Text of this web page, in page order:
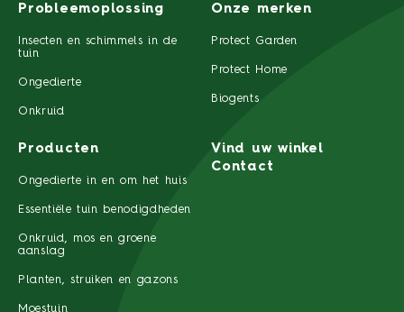
Probleemoplossing
Insecten en schimmels in de
tuin
Ongedierte
Onkruid
Onze merken
Protect Garden
Protect Home
Biogents
Producten
Ongedierte in en om het huis
Essentiële tuin benodigdheden
Onkruid, mos en groene
aanslag
Planten, struiken en gazons
Moestuin
Vind uw winkel
Contact